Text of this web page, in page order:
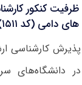
ظرفیت کنکور
های دامی (کد ۱۵۱۱)
پذیرش کارشناسی
در دانشگاه‌های